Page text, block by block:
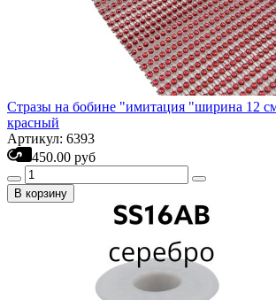
Стразы на бобине "имитация "ширина 12
красный
Артикул: 6393
450.00 руб
В корзину